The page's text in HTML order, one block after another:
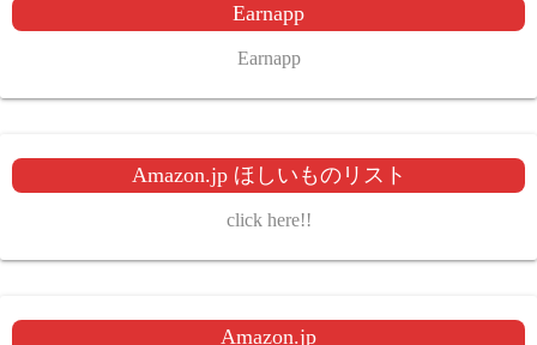
Earnapp
Earnapp
Amazon.jp ほしいものリスト
click here!!
Amazon.jp